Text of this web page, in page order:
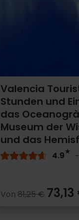
Valencia
Stunden und
das
Museum der
und das
4.9
Von 81,25 €